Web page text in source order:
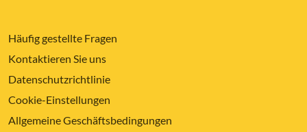
Häufig gestellte Fragen
Kontaktieren Sie uns
Datenschutzrichtlinie
Cookie-Einstellungen
Allgemeine Geschäftsbedingungen